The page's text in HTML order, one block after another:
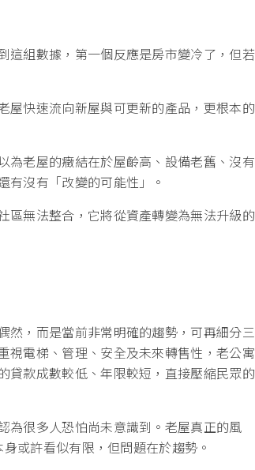
這組數據，第一個反應是房市變冷了，但若
屋快速流向新屋與可更新的產品，更根本的
為老屋的癥結在於屋齡高、設備老舊、沒有
有沒有「改變的可能性」。
區無法整合，它將從資產轉變為無法升級的
然，而是當前非常明確的趨勢，可再細分三
視電梯、管理、安全及未來轉售性，老公寓
貸款成數較低、年限較短，直接壓縮民眾的
為很多人恐怕尚未意識到。老屋真正的風
或許看似有限，但問題在於趨勢。